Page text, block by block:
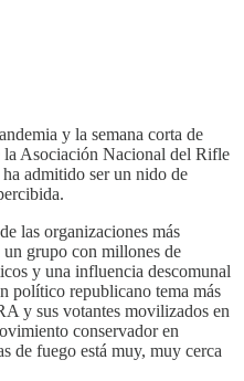
y la semana corta de
la Asociación Nacional del Rifle
ha admitido ser un nido de
las organizaciones más
un grupo con millones de
y una influencia descomunal
político republicano tema más
y sus votantes movilizados en
conservador en
de fuego está muy, muy cerca